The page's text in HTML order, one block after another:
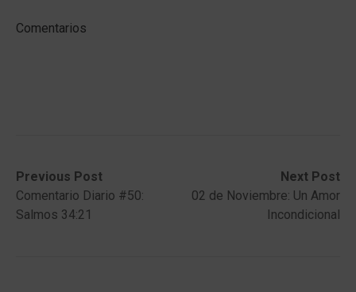
Comentarios
Post
navigation
Previous Post
Previous
post:Comentario Diario #50:
Salmos 34:21
Next Post
Next
post:
02 de Noviembre: Un Amor
Incondicional